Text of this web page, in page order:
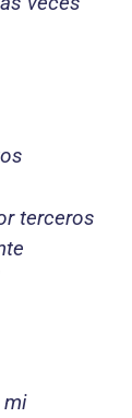
terceros
mi